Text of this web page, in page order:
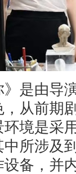
是由导
从前期
境是采
所涉及
备，并